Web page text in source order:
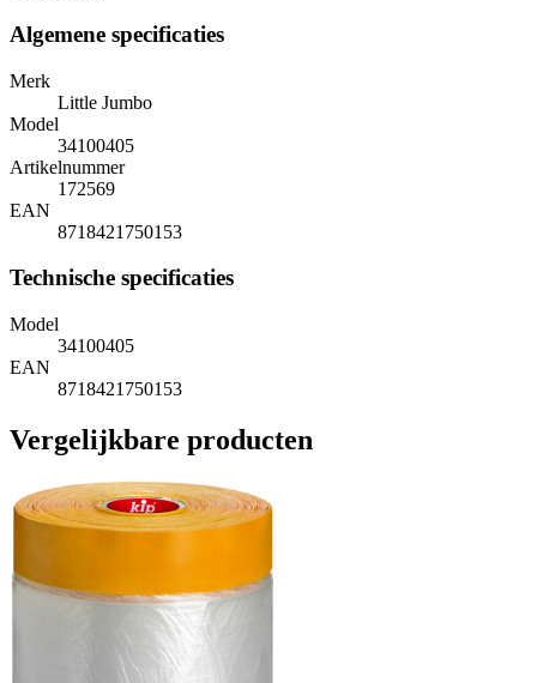
Algemene specificaties
Merk
Little Jumbo
Model
34100405
Artikelnummer
172569
EAN
8718421750153
Technische specificaties
Model
34100405
EAN
8718421750153
Vergelijkbare producten